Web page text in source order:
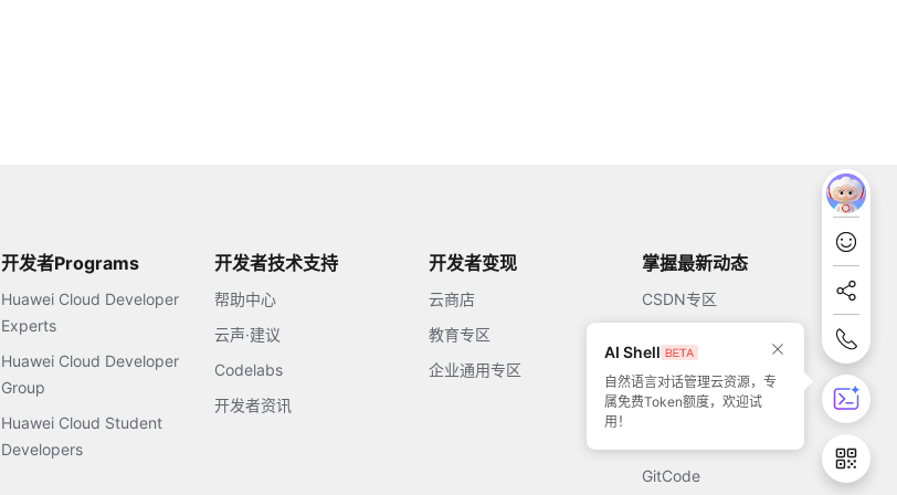
开发者Programs
Huawei Cloud Developer
Experts
Huawei Cloud Developer
Group
Huawei Cloud Student
Developers
开发者技术支持
帮助中心
云声·建议
Codelabs
开发者资讯
开发者变现
云商店
教育专区
企业通用专区
掌握最新动态
CSDN专区
51CTO
GitCode
AI Shell
自然语言对话管理云资源，专
属免费Token额度，欢迎试
用！